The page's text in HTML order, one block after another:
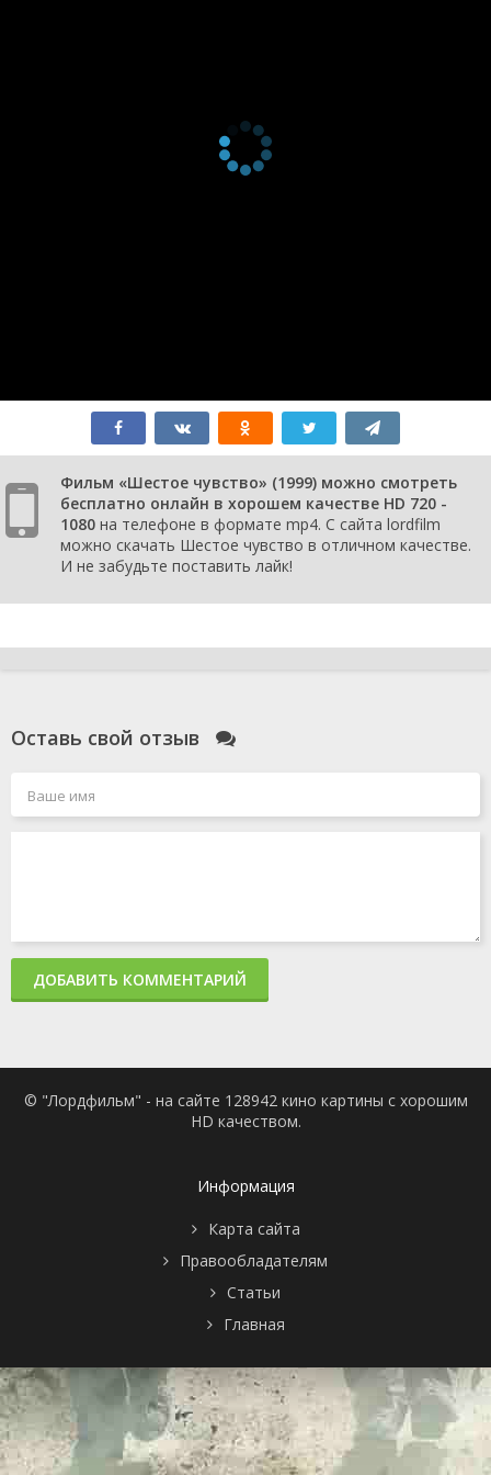
Фильм «Шестое чувство» (1999) можно смотреть
бесплатно онлайн в хорошем качестве HD 720 -
1080 на телефоне в формате mp4. С сайта lordfilm
можно скачать Шестое чувство в отличном качестве.
И не забудьте поставить лайк!
Оставь свой отзыв
ДОБАВИТЬ КОММЕНТАРИЙ
© "Лордфильм" - на сайте 128942 кино картины с хорошим
HD качеством.
Информация
Карта сайта
Правообладателям
Статьи
Главная